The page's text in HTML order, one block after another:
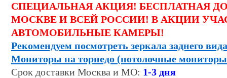
СПЕЦИАЛЬНАЯ АКЦИЯ! БЕСПЛАТНАЯ
МОСКВЕ И ВСЕЙ РОССИИ! В АКЦИИ
АВТОМОБИЛЬНЫЕ КАМЕРЫ!
Рекомендуем посмотреть зеркала заднего
Мониторы на торпедо (потолочные
Срок доставки Москва и МО: 1-3 дня